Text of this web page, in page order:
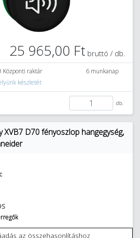
25 965,00 Ft bruttó / db.
Központi raktár
6 munkanap
készletét
db.
XVB7 D70 fényoszlop hangegység,
az összehasonlításhoz